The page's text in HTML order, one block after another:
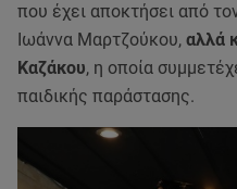
που έχει αποκτήσει από
Ιωάννα Μαρτζούκου, αλλά
Καζάκου, η οποία
παιδικής παράστασης.